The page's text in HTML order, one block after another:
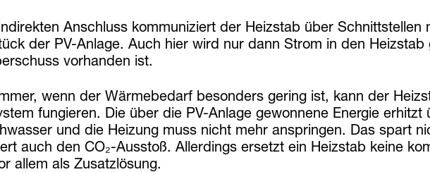
Anschluss kommuniziert der Heizstab über Schnittstellen
der PV-Anlage. Auch hier wird nur dann Strom in den
vorhanden ist.
wenn der Wärmebedarf besonders gering ist, kann der
fungieren. Die über die PV-Anlage gewonnene Energie
und die Heizung muss nicht mehr anspringen. Das spart
auch den CO₂-Ausstoß. Allerdings ersetzt ein Heizstab keine
allem als Zusatzlösung.